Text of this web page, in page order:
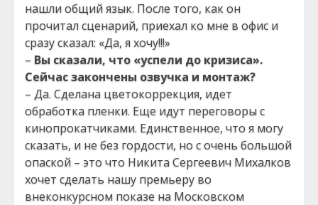
нашли общий язык. После того, как он
прочитал сценарий, приехал ко мне в офис и
сразу сказал: «Да, я хочу!!!»
– Вы сказали, что «успели до кризиса».
Сейчас закончены озвучка и монтаж?
– Да. Сделана цветокоррекция, идет
обработка пленки. Еще идут переговоры с
кинопрокатчиками. Единственное, что я могу
сказать, и не без гордости, но с очень большой
опаской – это что Никита Сергеевич Михалков
хочет сделать нашу премьеру во
внеконкурсном показе на Московском